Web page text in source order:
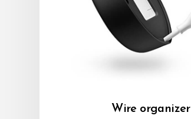
Wire organizer